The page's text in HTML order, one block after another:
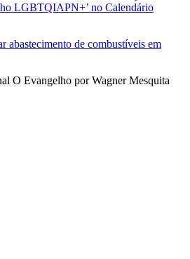
LGBTQIAPN+’ no Calendário
abastecimento de combustíveis em
O Evangelho por Wagner Mesquita